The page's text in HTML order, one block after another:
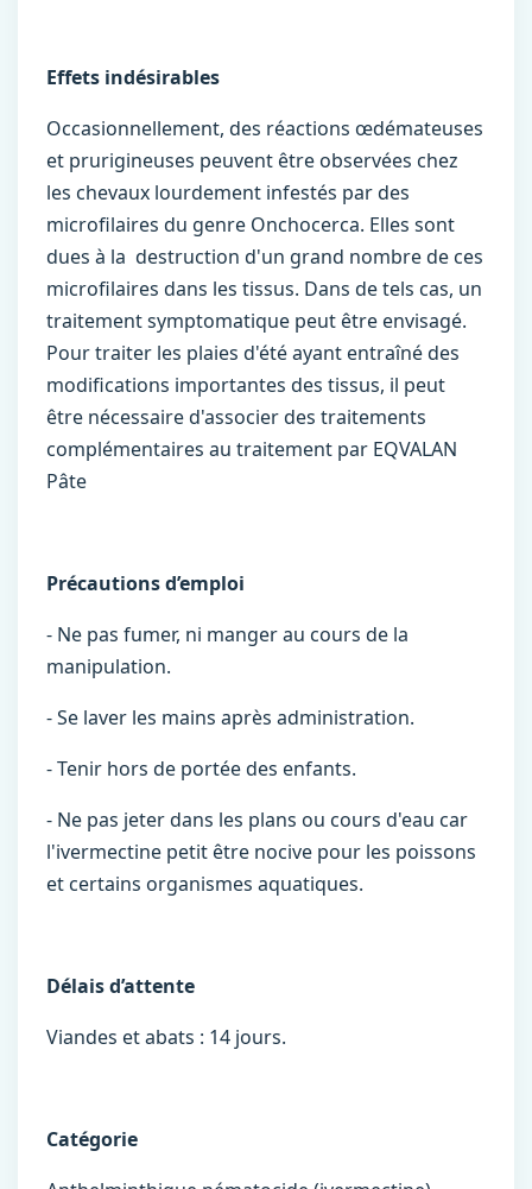
Effets indésirables
Occasionnellement, des réactions œdémateuses
et prurigineuses peuvent être observées chez
les chevaux lourdement infestés par des
microfilaires du genre Onchocerca. Elles sont
dues à la destruction d'un grand nombre de ces
microfilaires dans les tissus. Dans de tels cas, un
traitement symptomatique peut être envisagé.
Pour traiter les plaies d'été ayant entraîné des
modifications importantes des tissus, il peut
être nécessaire d'associer des traitements
complémentaires au traitement par EQVALAN
Pâte
Précautions d’emploi
- Ne pas fumer, ni manger au cours de la
manipulation.
- Se laver les mains après administration.
- Tenir hors de portée des enfants.
- Ne pas jeter dans les plans ou cours d'eau car
l'ivermectine petit être nocive pour les poissons
et certains organismes aquatiques.
Délais d’attente
Viandes et abats : 14 jours.
Catégorie